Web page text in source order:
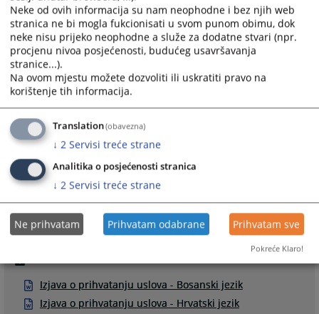
zaposlenim u VSTS-u BiH skraćuje vrijeme potrebno za
njihovu obradu i smanjuje mogućnost ljudske greške.
Često postavljana pitanja možete pronaći nalinku.
Kandidatima će biti dostupne sve rang liste za pozicije
na koje su bili prijavljeni.
Modul i video materijal su pripremljeni uz finansijsku
podršku Evropske unije.
495PREGLEDA
Izjava o prihvatanju uslova - Bosanski jezik
Izjava o prihvatanju uslova - Hrvatski jezik
Neke od ovih informacija su nam neophodne i bez njih web
stranica ne bi mogla fukcionisati u svom punom obimu, dok
neke nisu prijeko neophodne a služe za dodatne stvari (npr.
procjenu nivoa posjećenosti, budućeg usavršavanja
stranice...).
Na ovom mjestu možete dozvoliti ili uskratiti pravo na
korištenje tih informacija.
Translation(obavezna)
↓ 2 Servisi treće strane
Analitika o posjećenosti stranica
↓ 2 Servisi treće strane
Ne prihvatam Prihvatam odabrane Prihvatam sve
Pokreće Klaro!